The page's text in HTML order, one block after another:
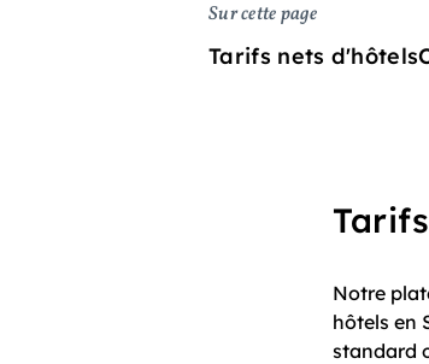
Sur cette page
Tarifs nets d'hôtels
Notre
hôtels en
standard